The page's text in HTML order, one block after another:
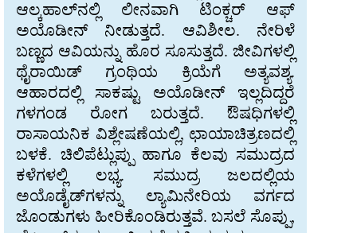
ಆಲ್ಕಹಾಲ್‌ನಲ್ಲಿ ಲೀನವಾಗಿ ಟಿಂಕ್ಚರ್ ಆಫ್
ಅಯೊಡೀನ್ ನೀಡುತ್ತದೆ. ಆವಿಶೀಲ. ನೇರಿಳೆ
ಬಣ್ಣದ ಆವಿಯನ್ನು ಹೊರ ಸೂಸುತ್ತದೆ. ಜೀವಿಗಳಲ್ಲಿ
ಥೈರಾಯಿಡ್ ಗ್ರಂಥಿಯ ಕ್ರಿಯೆಗೆ ಅತ್ಯವಶ್ಯ.
ಆಹಾರದಲ್ಲಿ ಸಾಕಷ್ಟು ಅಯೊಡೀನ್ ಇಲ್ಲದಿದ್ದರೆ
ಗಳಗಂಡ ರೋಗ ಬರುತ್ತದೆ. ಔಷಧಿಗಳಲ್ಲಿ
ರಾಸಾಯನಿಕ ವಿಶ್ಲೇಷಣೆಯಲ್ಲಿ, ಛಾಯಾಚಿತ್ರಣದಲ್ಲಿ
ಬಳಕೆ. ಚಿಲಿಪೆಟ್ಲುಪ್ಪು ಹಾಗೂ ಕೆಲವು ಸಮುದ್ರದ
ಕಳೆಗಳಲ್ಲಿ ಲಭ್ಯ. ಸಮುದ್ರ ಜಲದಲ್ಲಿಯ
ಅಯೊಡೈಡ್‌ಗಳನ್ನು ಲ್ಯಾಮಿನೇರಿಯ ವರ್ಗದ
ಜೊಂಡುಗಳು ಹೀರಿಕೊಂಡಿರುತ್ತವೆ. ಬಸಲೆ ಸೊಪ್ಪು,